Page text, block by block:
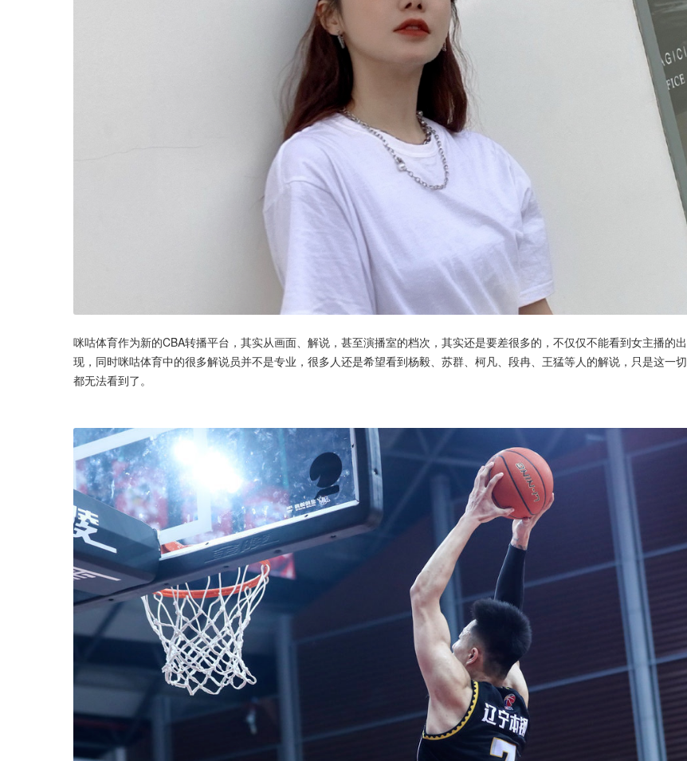
咪咕体育作为新的CBA转播平台，其实从画面、解说，甚至演播室的档次，其实还是要差很多的，不仅仅不能看到女主播的出
现，同时咪咕体育中的很多解说员并不是专业，很多人还是希望看到杨毅、苏群、柯凡、段冉、王猛等人的解说，只是这一切
都无法看到了。